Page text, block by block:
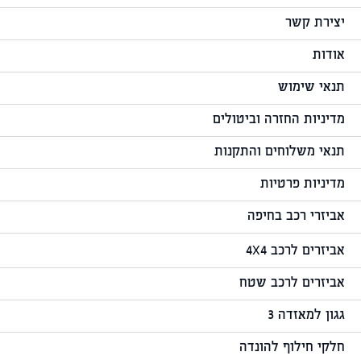
יצירת קשר
אודות
תנאי שימוש
מדיניות החזרה וביטולים
תנאי משלוחים והתקנות
מדיניות פרטיות
אביזרי רכב בחיפה
אביזרים לרכב 4X4
אביזרים לרכב שטח
גגון למאזדה 3
חלקי חילוף להונדה